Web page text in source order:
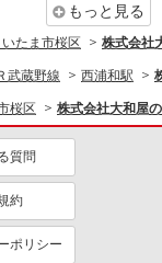
もっと見る
いたま市桜区 株式会社
武蔵野線 西浦和駅
桜区 株式会社大和屋
質問
約
ポリシー